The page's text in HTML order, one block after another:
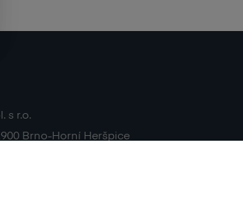
s r.o.
Brno-Horní Heršpice